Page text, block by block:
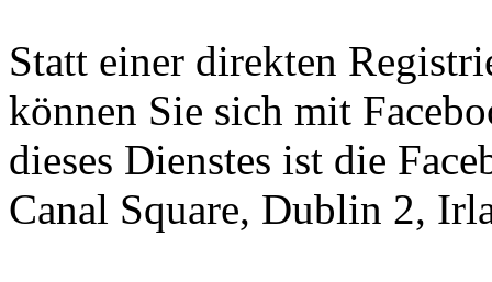
Statt einer direkten
können Sie sich mit
dieses Dienstes ist die
Canal Square, Dublin 2,